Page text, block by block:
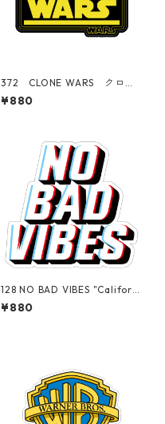
372 CLONE WARS クロー
ンウォーズ "California Mar
ket Center" アメリカンステ
¥880
128 NO BAD VIBES "Californi
a Market Center" アメリカ
ンステッカー スーツケー
¥880